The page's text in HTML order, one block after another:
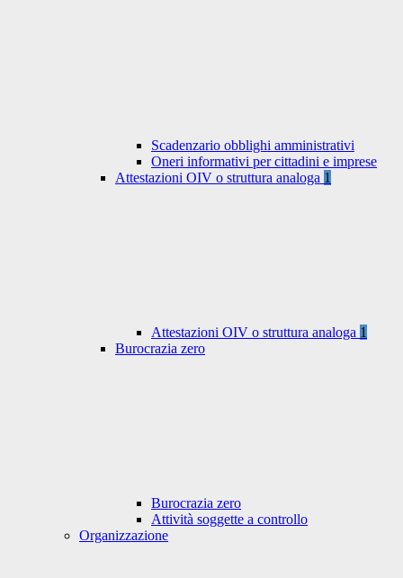
Scadenzario obblighi amministrativi
Oneri informativi per cittadini e imprese
Attestazioni OIV o struttura analoga 1
Attestazioni OIV o struttura analoga 1
Burocrazia zero
Burocrazia zero
Attività soggette a controllo
Organizzazione